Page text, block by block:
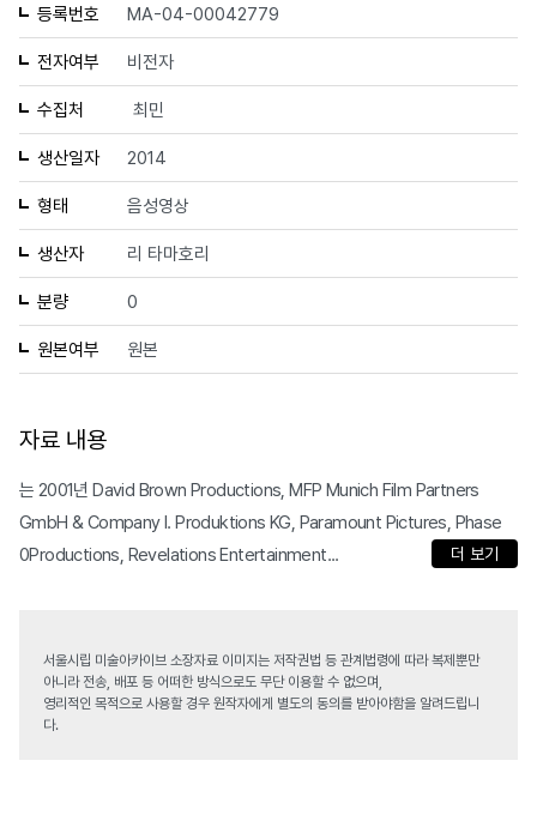
등록번호 MA-04-00042779
전자여부 비전자
수집처 최민
생산일자 2014
형태 음성영상
생산자 리 타마호리
분량 0
원본여부 원본
자료 내용
는 2001년 David Brown Productions, MFP Munich Film Partners
GmbH & Company I. Produktions KG, Paramount Pictures, Phase
0Productions, Revelations Entertainment...
더 보기
서울시립 미술아카이브 소장자료 이미지는 저작권법 등 관계법령에 따라 복제뿐만
아니라 전송, 배포 등 어떠한 방식으로도 무단 이용할 수 없으며,
영리적인 목적으로 사용할 경우 원작자에게 별도의 동의를 받아야함을 알려드립니
다.